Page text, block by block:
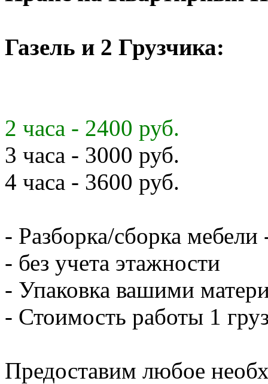
Газель и 2 Грузчика:
2 часа - 2400 руб.
3 часа - 3000 руб.
4 часа - 3600 руб.
- Разборка/сборка мебели
- без учета этажности
- Упаковка вашими
- Стоимость работы 1
Предоставим любое